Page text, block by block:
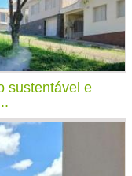
sustentável e